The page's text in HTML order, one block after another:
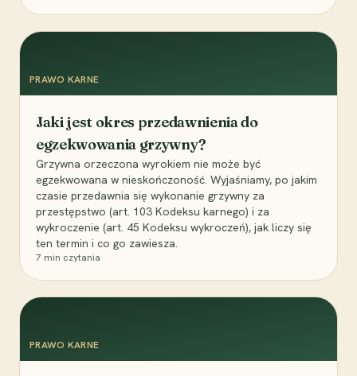
PRAWO KARNE
Jaki jest okres przedawnienia do
egzekwowania grzywny?
Grzywna orzeczona wyrokiem nie może być
egzekwowana w nieskończoność. Wyjaśniamy, po jakim
czasie przedawnia się wykonanie grzywny za
przestępstwo (art. 103 Kodeksu karnego) i za
wykroczenie (art. 45 Kodeksu wykroczeń), jak liczy się
ten termin i co go zawiesza.
7 min czytania
PRAWO KARNE